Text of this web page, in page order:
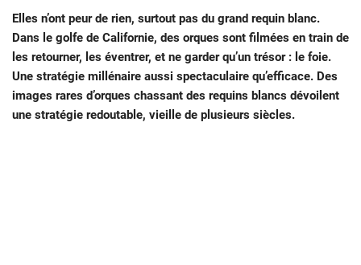
Elles n’ont peur de rien, surtout pas du grand requin blanc.
Dans le golfe de Californie, des orques sont filmées en train de
les retourner, les éventrer, et ne garder qu’un trésor : le foie.
Une stratégie millénaire aussi spectaculaire qu’efficace. Des
images rares d’orques chassant des requins blancs dévoilent
une stratégie redoutable, vieille de plusieurs siècles.